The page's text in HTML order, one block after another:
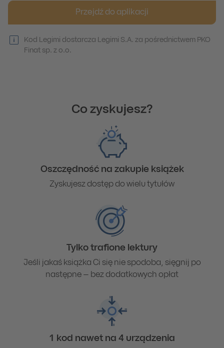
Przejdź do aplikacji
Kod Legimi dostarcza Legimi S.A. za pośrednictwem PKO
Finat sp. z o.o.
Co zyskujesz?
Oszczędność na zakupie książek
Zyskujesz dostęp do wielu tytułów
Tylko trafione lektury
Jeśli jakaś książka Ci się nie spodoba, sięgnij po
następne – bez dodatkowych opłat
1 kod nawet na 4 urządzenia